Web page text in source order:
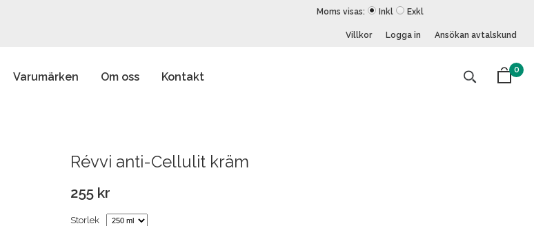
Moms visas: Inkl Exkl
Villkor Logga in Ansökan avtalskund
Varumärken Om oss Kontakt
0
Révvi anti-Cellulit kräm
255 kr
Storlek